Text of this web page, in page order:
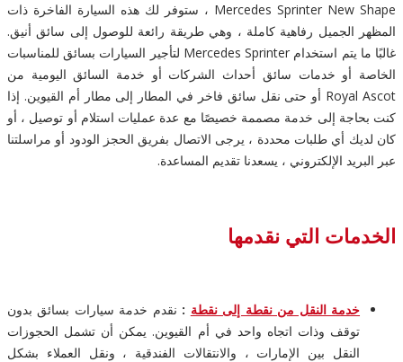
Mercedes Sprinter New Shape ، ستوفر لك هذه السيارة الفاخرة ذات
المظهر الجميل رفاهية كاملة ، وهي طريقة رائعة للوصول إلى سائق أنيق.
غالبًا ما يتم استخدام Mercedes Sprinter لتأجير السيارات بسائق للمناسبات
الخاصة أو خدمات سائق أحداث الشركات أو خدمة السائق اليومية من
Royal Ascot أو حتى نقل سائق فاخر في المطار إلى مطار أم القيوين. إذا
كنت بحاجة إلى خدمة مصممة خصيصًا مع عدة عمليات استلام أو توصيل ، أو
كان لديك أي طلبات محددة ، يرجى الاتصال بفريق الحجز الودود أو مراسلتنا
عبر البريد الإلكتروني ، يسعدنا تقديم المساعدة.
الخدمات التي نقدمها
خدمة النقل من نقطة إلى نقطة : نقدم خدمة سيارات بسائق بدون
توقف وذات اتجاه واحد في أم القيوين. يمكن أن تشمل الحجوزات
النقل بين الإمارات ، والانتقالات الفندقية ، ونقل العملاء بشكل